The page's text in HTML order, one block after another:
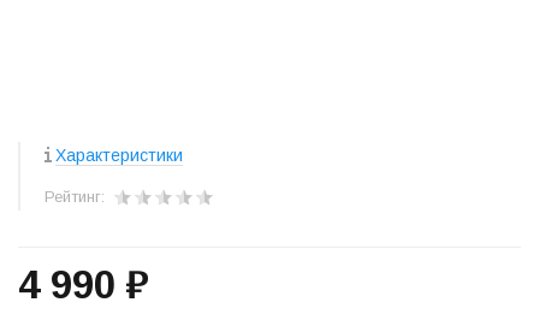
Характеристики
Рейтинг:
4 990 ₽